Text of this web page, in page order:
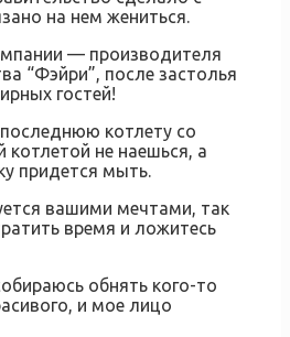
на нем жениться.
— производителя
“Фэйри”, после застолья
гостей!
котлету со
не наешься, а
придется мыть.
вашими мечтами, так
время и ложитесь
обнять кого-то
и мое лицо